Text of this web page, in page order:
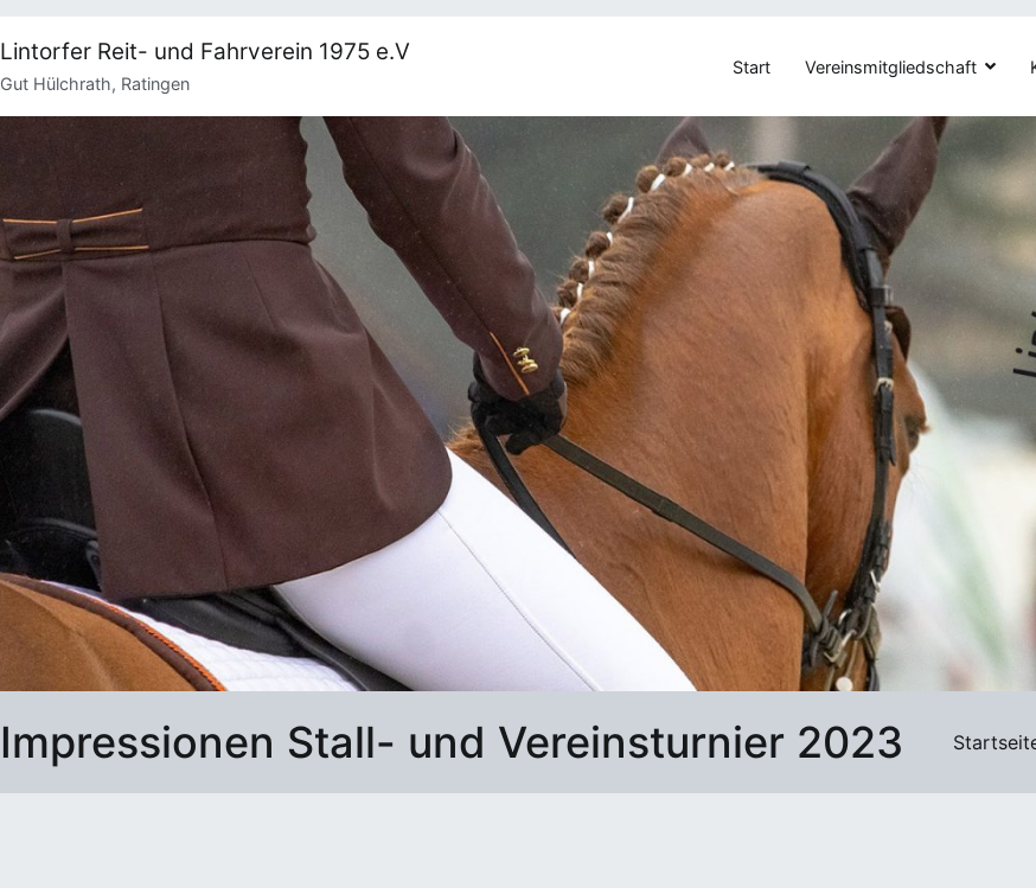
Inhalt
springen
Lintorfer Reit- und Fahrverein 1975 e.V
Gut Hülchrath, Ratingen
Start Vereinsmitgliedschaft
Impressionen Stall- und Vereinsturnier 2023